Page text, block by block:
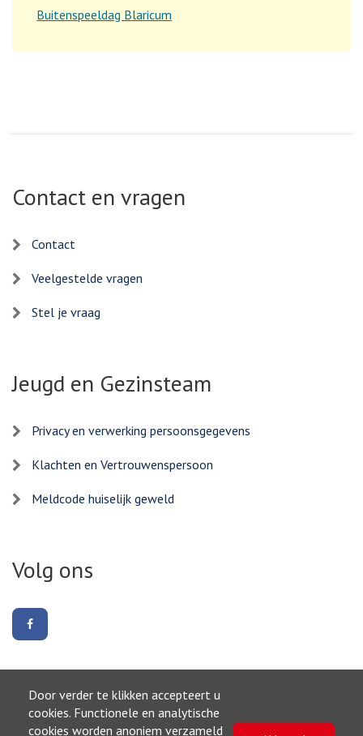
Door verder te klikken accepteert u
cookies. Functionele en analytische
cookies worden anoniem verzameld
Buitenspeeldag Blaricum
Contact en vragen
Contact
Veelgestelde vragen
Stel je vraag
Jeugd en Gezinsteam
Privacy en verwerking persoonsgegevens
Klachten en Vertrouwenspersoon
Meldcode huiselijk geweld
Volg ons
ons
Naar boven